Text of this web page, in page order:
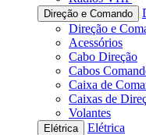
Direção e Comando
Direção e
Acessórios
Cabo Direção
Cabos
Caixa de
Caixas de
Volantes
Elétrica
Elétrica